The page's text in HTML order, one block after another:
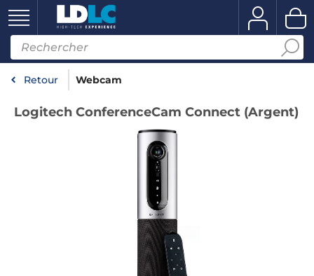
Retour Webcam
Logitech ConferenceCam Connect (Argent)